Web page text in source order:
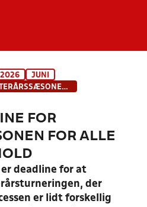
INDHOLD OG NYHEDER
HOLD
2026
JUNI
VIGTIG DEADLINE FOR EFTERÅRSSÆSONEN FOR ALLE TURNERINGSHOLD
FOR
FOR ALLE
er deadline for at
der
er lidt forskellig